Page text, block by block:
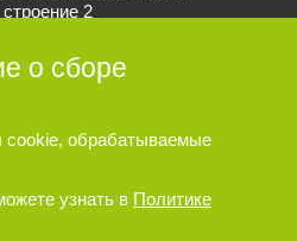
строение 2
НА РАССЫЛКУ
КОНФИДЕНЦИАЛЬНОСТИ
оборудование ООО
о сборе
cookie, обрабатываемые
узнать в Политике